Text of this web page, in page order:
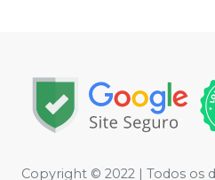
Copyright © 2022 | Todos os